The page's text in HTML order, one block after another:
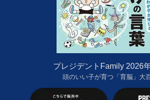
プレジデントFamily 2026
頭のいい子が育つ「育脳」大